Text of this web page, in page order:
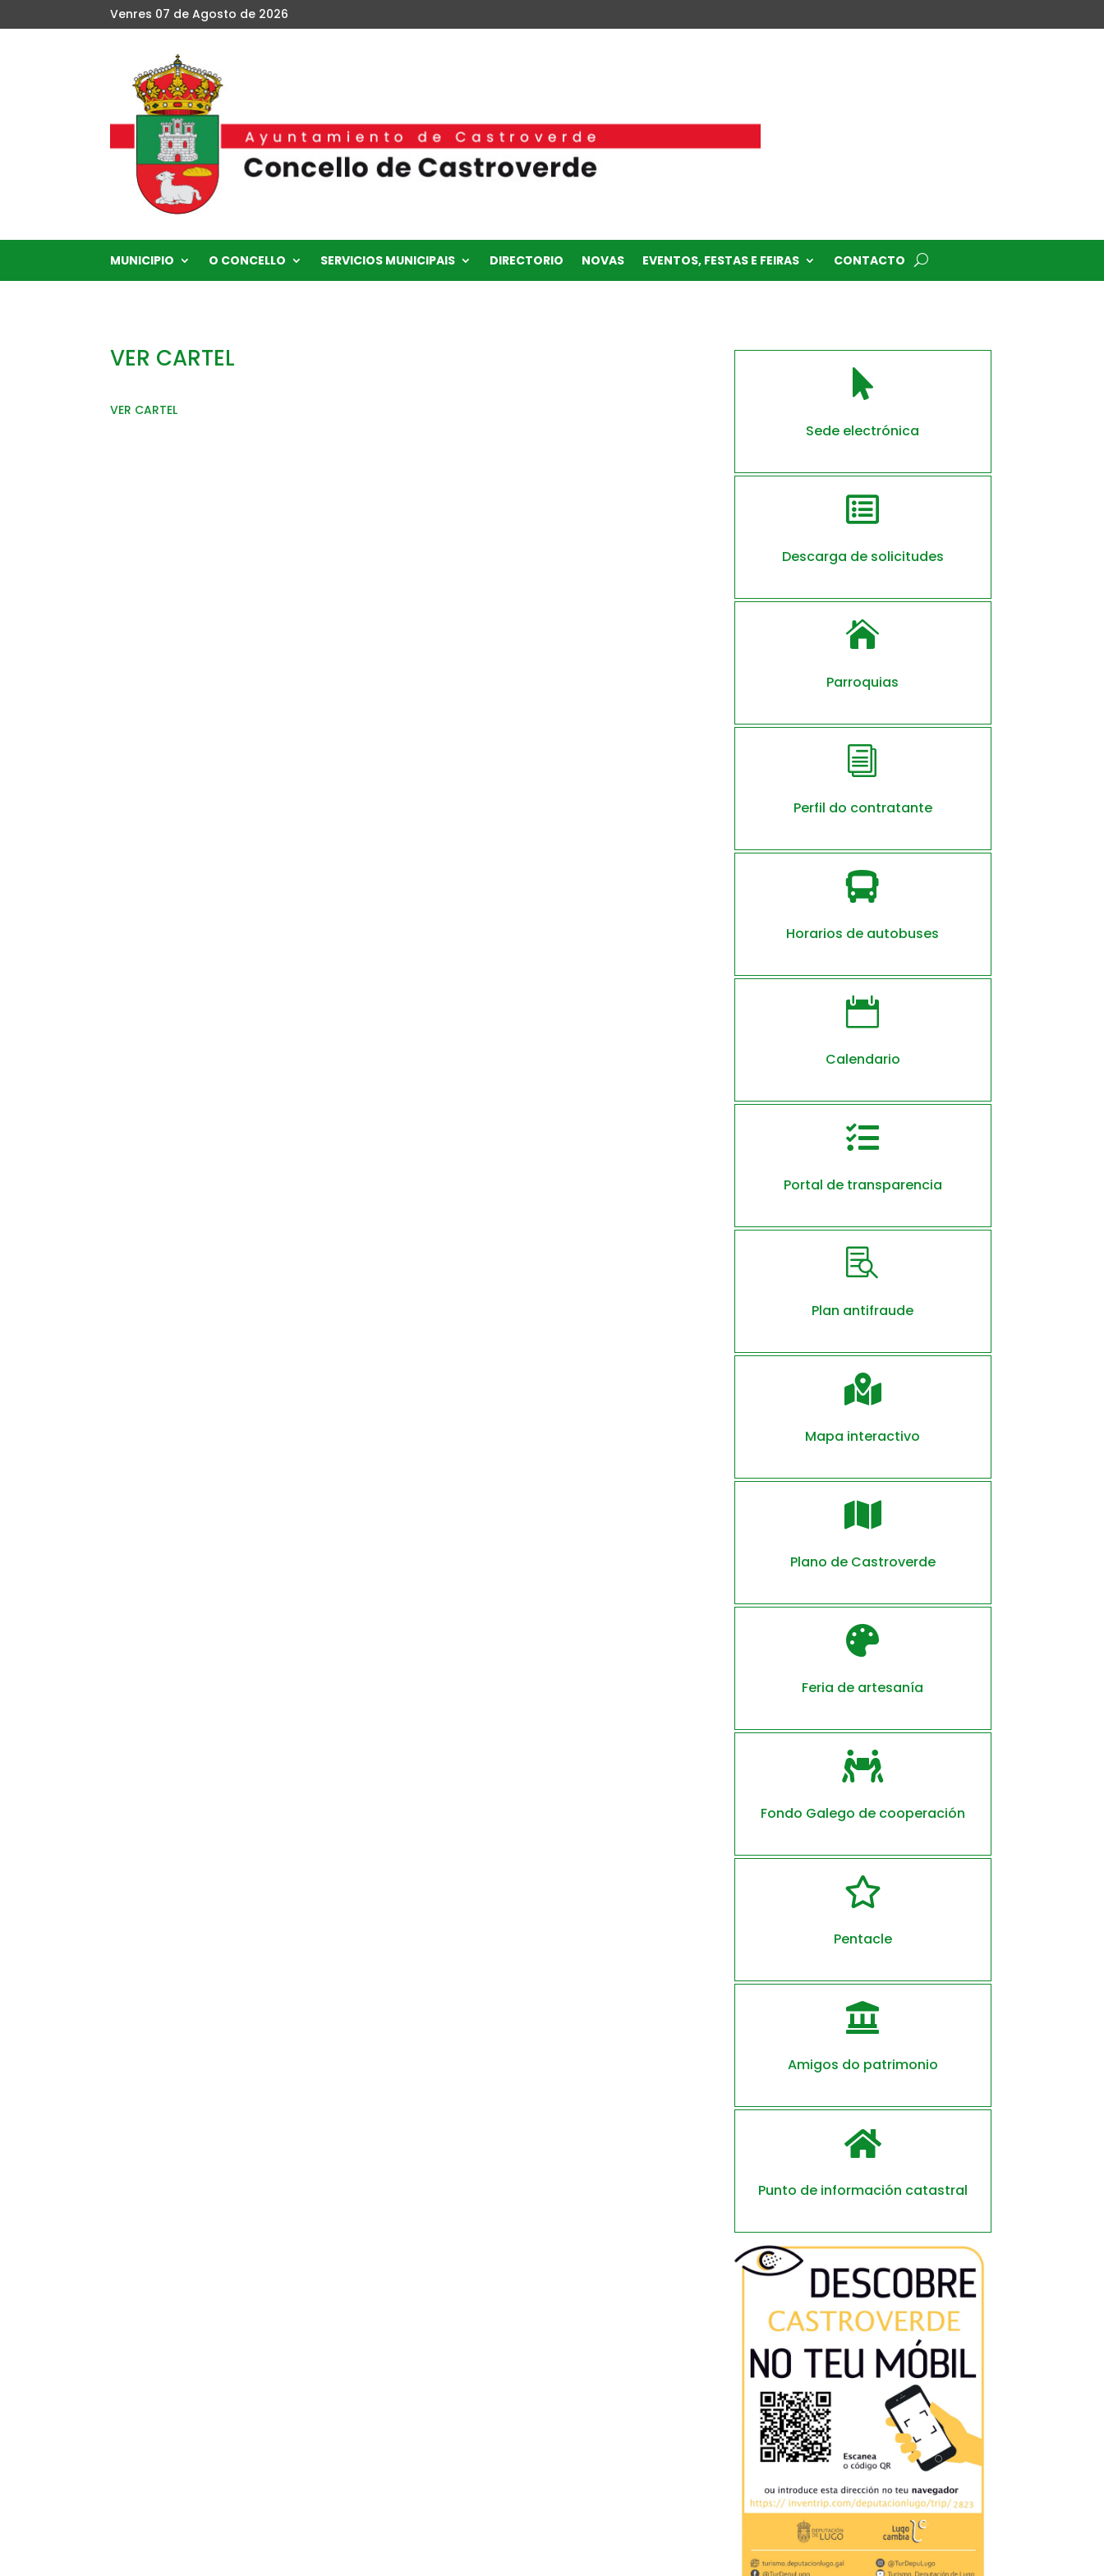
Venres 07 de Agosto de 2026
MUNICIPIO O CONCELLO SERVICIOS MUNICIPAIS DIRECTORIO NOVAS EVENTOS, FESTAS E FEIRAS CONTACTO
VER CARTEL
VER CARTEL

Sede electrónica

Descarga de solicitudes

Parroquias
i
Perfil do contratante

Horarios de autobuses

Calendario

Portal de transparencia

Plan antifraude

Mapa interactivo

Plano de Castroverde

Feria de artesanía

Fondo Galego de cooperación

Pentacle

Amigos do patrimonio

Punto de información catastral